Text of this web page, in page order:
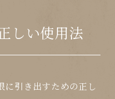
しい使用法
に引き出すための正し